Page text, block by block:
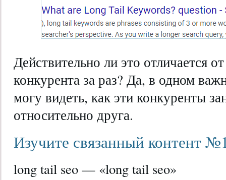
Действительно ли это отличается
конкурента за раз? Да, в одном
могу видеть, как эти конкуренты
относительно друга.
Изучите связанный контент
long tail seo — «long tail seo»